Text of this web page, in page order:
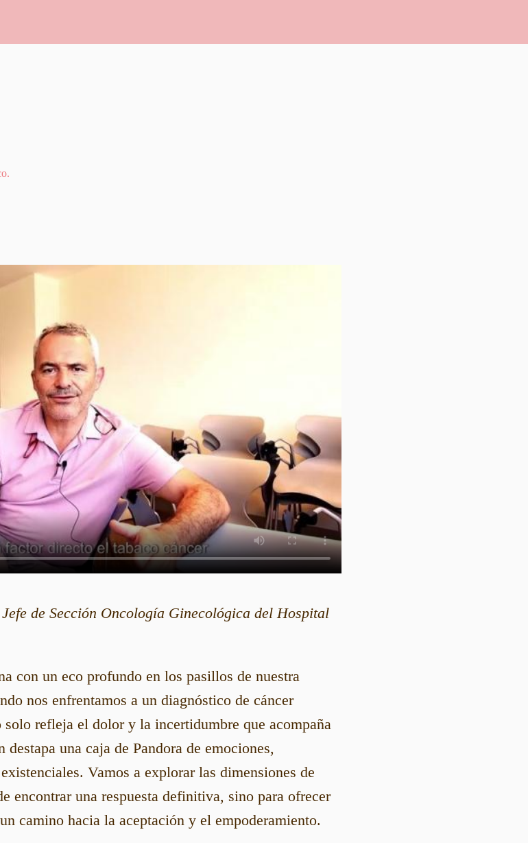
Jefe de Sección Oncología Ginecológica del Hospital
con un eco profundo en los pasillos de nuestra
nos enfrentamos a un diagnóstico de cáncer
refleja el dolor y la incertidumbre que acompaña
una caja de Pandora de emociones,
Vamos a explorar las dimensiones de
encontrar una respuesta definitiva, sino para ofrecer
camino hacia la aceptación y el empoderamiento.